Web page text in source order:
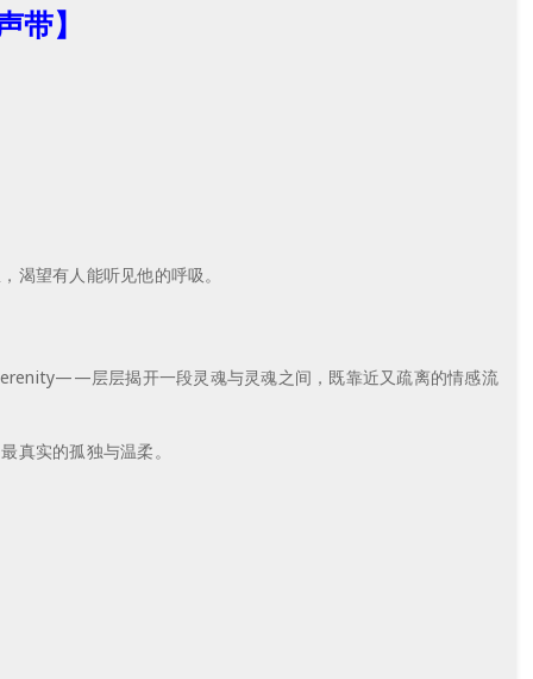
】
渴望有人能听见他的呼吸。
层层揭开一段灵魂与灵魂之间，既靠近又疏离的情感流
真实的孤独与温柔。